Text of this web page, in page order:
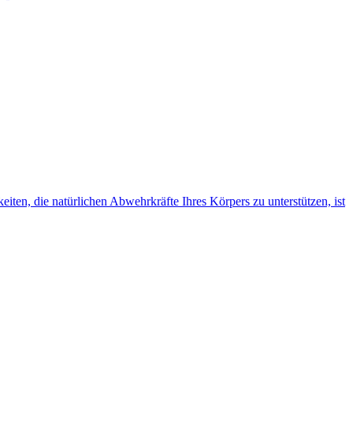
die natürlichen Abwehrkräfte Ihres Körpers zu unterstützen, ist